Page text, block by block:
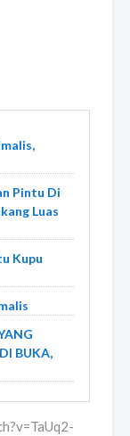
Pintu Di
Luas
Kupu
BUKA,